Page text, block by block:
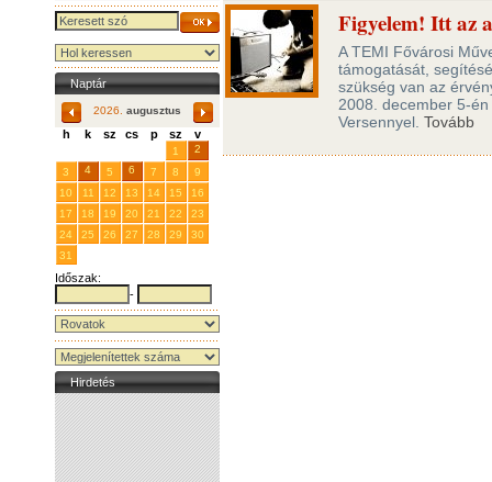
Naptár
2026. augusztus
h k sz cs p sz v
1
2
3
4 5 6 7 8
9
10
11 12 13 14 15
16
17
18 19 20 21 22
23
24
25 26 27 28 29
30
31
Időszak:
-
Hirdetés
Figyelem! Itt az
A TEMI Fővárosi
támogatását,
szükség van az
2008. december 5-
Versennyel. Tovább